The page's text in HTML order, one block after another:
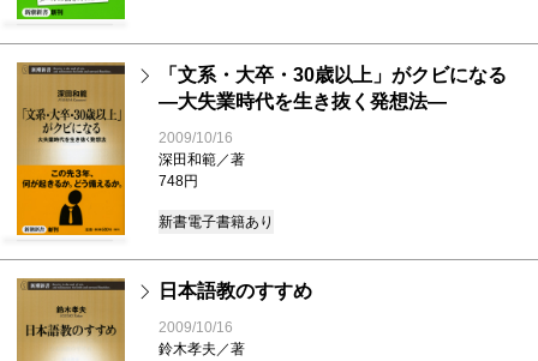
「文系・大卒・30歳以上」がクビになる
―大失業時代を生き抜く発想法―
2009/10/16
深田和範／著
748円
新書電子書籍あり
日本語教のすすめ
2009/10/16
鈴木孝夫／著